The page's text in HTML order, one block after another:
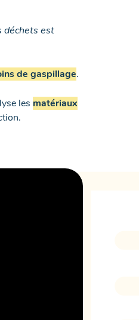
déchets est
de gaspillage.
les matériaux